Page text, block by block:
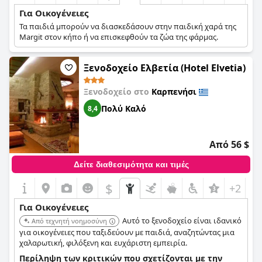
Για Οικογένειες
Τα παιδιά μπορούν να διασκεδάσουν στην παιδική χαρά της
Margit στον κήπο ή να επισκεφθούν τα ζώα της φάρμας.
Ξενοδοχείο Ελβετία (Hotel Elvetia)
Ξενοδοχείο στο Καρπενήσι
8,4 Πολύ Καλό
Από 56 $
Δείτε διαθεσιμότητα και τιμές
$ +2
Για Οικογένειες
Από τεχνητή νοημοσύνη
Αυτό το ξενοδοχείο είναι ιδανικό
για οικογένειες που ταξιδεύουν με παιδιά, αναζητώντας μια
χαλαρωτική, φιλόξενη και ευχάριστη εμπειρία.
Περίληψη των κριτικών που σχετίζονται με την